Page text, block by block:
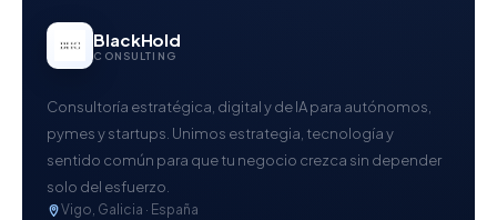
BlackHold
CONSULTING
Consultoría estratégica, digital y de IA para autónomos,
pymes y startups. Unimos estrategia, tecnología y
sentido común para que tu negocio crezca sin depender
solo del esfuerzo.
Vigo, Galicia · España